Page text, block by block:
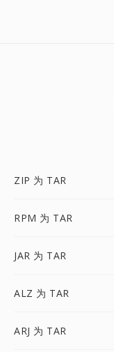
ZIP 为 TAR
RPM 为 TAR
JAR 为 TAR
ALZ 为 TAR
ARJ 为 TAR